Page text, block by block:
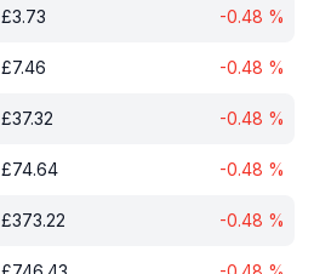
£3.73 -0.48 %
£7.46 -0.48 %
£37.32 -0.48 %
£74.64 -0.48 %
£373.22 -0.48 %